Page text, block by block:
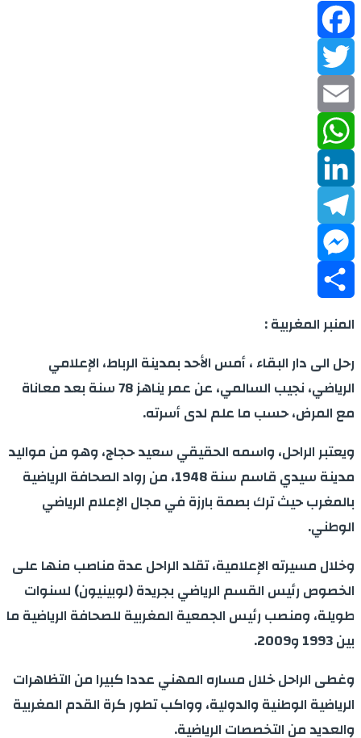
Facebook
Twitter
Email
WhatsApp
LinkedIn
Telegram
Messenger
Share
المنبر المغربية :
رحل الى دار البقاء ، أمس الأحد بمدينة الرباط، الإعلامي
الرياضي، نجيب السالمي، عن عمر يناهز 78 سنة بعد معاناة
مع المرض، حسب ما علم لدى أسرته.
ويعتبر الراحل، واسمه الحقيقي سعيد حجاج، وهو من مواليد
مدينة سيدي قاسم سنة 1948، من رواد الصحافة الرياضية
بالمغرب حيث ترك بصمة بارزة في مجال الإعلام الرياضي
الوطني.
وخلال مسيرته الإعلامية، تقلد الراحل عدة مناصب منها على
الخصوص رئيس القسم الرياضي بجريدة (لوبينيون) لسنوات
طويلة، ومنصب رئيس الجمعية المغربية للصحافة الرياضية ما
بين 1993 و2009.
وغطى الراحل خلال مساره المهني عددا كبيرا من التظاهرات
الرياضية الوطنية والدولية، وواكب تطور كرة القدم المغربية
والعديد من التخصصات الرياضية.